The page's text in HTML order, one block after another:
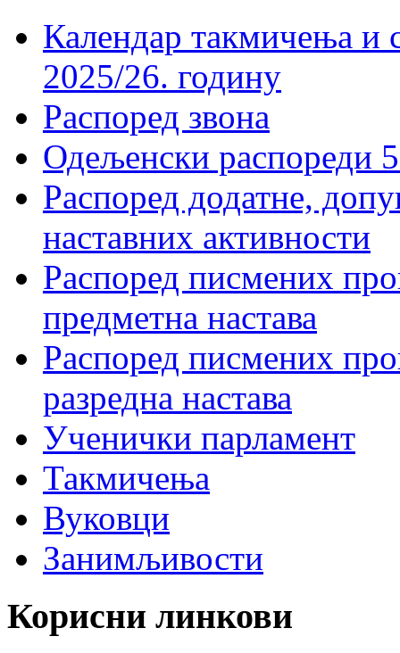
Календар такмичења
2025/26. годину
Распоред звона
Одељенски распореди
Распоред додатне,
наставних активности
Распоред писмених
предметна настава
Распоред писмених
разредна настава
Ученички парламент
Такмичења
Вуковци
Занимљивости
Корисни линкови